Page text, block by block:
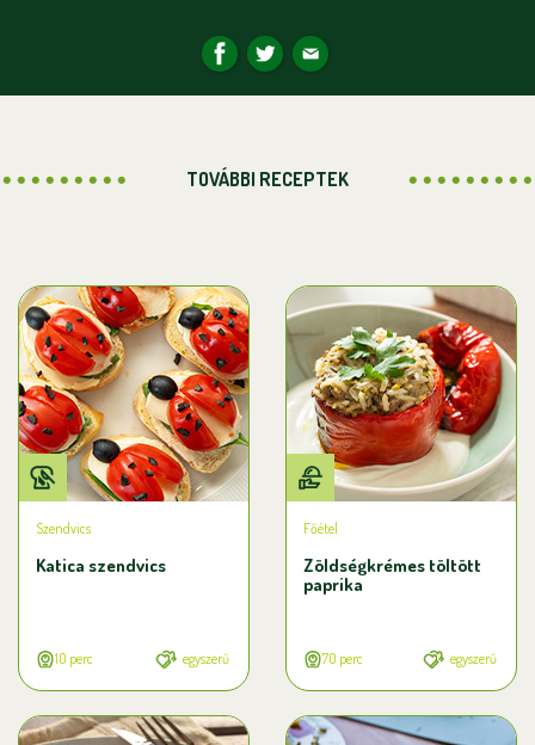
TOVÁBBI RECEPTEK
Szendvics
Katica szendvics
10 perc egyszerű
Főétel
Zöldségkrémes töltött
paprika
70 perc egyszerű